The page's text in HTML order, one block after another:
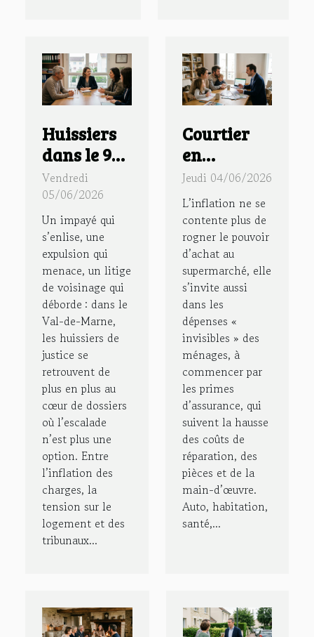
Huissiers
dans le 94 :
quand la
médiation
remplace
le conflit
Vendredi
05/06/2026
Un impayé qui
s’enlise, une
expulsion qui
menace, un litige
de voisinage qui
déborde : dans le
Val-de-Marne,
les huissiers de
justice se
retrouvent de
plus en plus au
cœur de dossiers
où l’escalade
n’est plus une
option. Entre
l’inflation des
charges, la
tension sur le
logement et des
tribunaux...
Courtier
en
assurance :
la nouvelle
boussole
des
familles
face à
l’inflation
Jeudi 04/06/2026
L’inflation ne se
contente plus de
rogner le pouvoir
d’achat au
supermarché, elle
s’invite aussi
dans les
dépenses «
invisibles » des
ménages, à
commencer par
les primes
d’assurance, qui
suivent la hausse
des coûts de
réparation, des
pièces et de la
main-d’œuvre.
Auto, habitation,
santé,...